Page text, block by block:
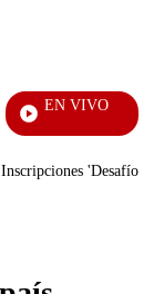
EN VIVO
Inscripciones 'Desafío'